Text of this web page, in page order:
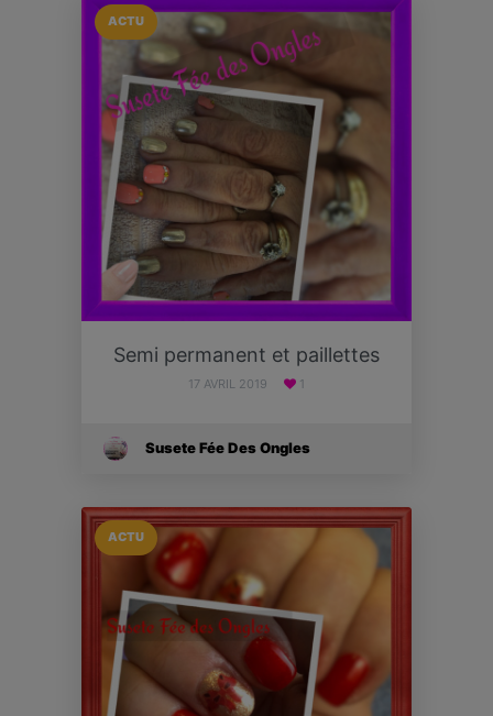
ACTU
Semi permanent et paillettes
17 AVRIL 2019 1
Susete Fée Des Ongles
ACTU